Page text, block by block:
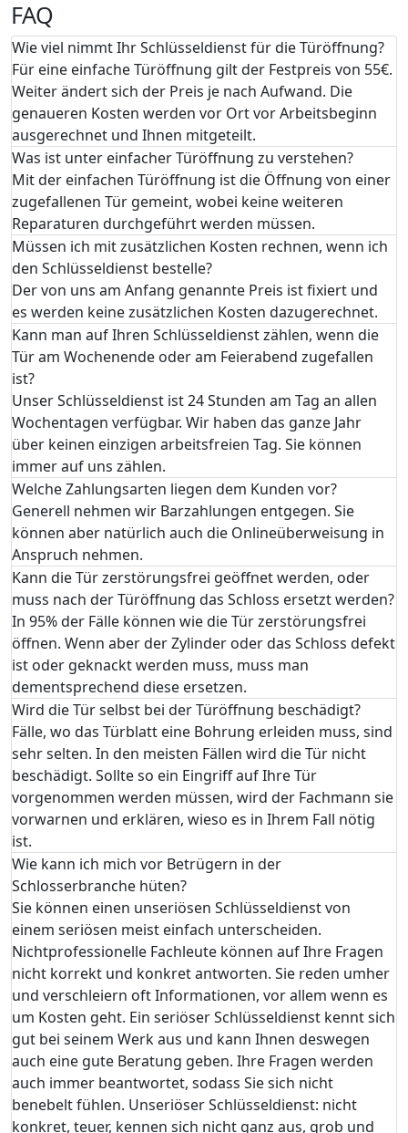
FAQ
Wie viel nimmt Ihr Schlüsseldienst für die Türöffnung?
Für eine einfache Türöffnung gilt der Festpreis von 55€.
Weiter ändert sich der Preis je nach Aufwand. Die
genaueren Kosten werden vor Ort vor Arbeitsbeginn
ausgerechnet und Ihnen mitgeteilt.
Was ist unter einfacher Türöffnung zu verstehen?
Mit der einfachen Türöffnung ist die Öffnung von einer
zugefallenen Tür gemeint, wobei keine weiteren
Reparaturen durchgeführt werden müssen.
Müssen ich mit zusätzlichen Kosten rechnen, wenn ich
den Schlüsseldienst bestelle?
Der von uns am Anfang genannte Preis ist fixiert und
es werden keine zusätzlichen Kosten dazugerechnet.
Kann man auf Ihren Schlüsseldienst zählen, wenn die
Tür am Wochenende oder am Feierabend zugefallen
ist?
Unser Schlüsseldienst ist 24 Stunden am Tag an allen
Wochentagen verfügbar. Wir haben das ganze Jahr
über keinen einzigen arbeitsfreien Tag. Sie können
immer auf uns zählen.
Welche Zahlungsarten liegen dem Kunden vor?
Generell nehmen wir Barzahlungen entgegen. Sie
können aber natürlich auch die Onlineüberweisung in
Anspruch nehmen.
Kann die Tür zerstörungsfrei geöffnet werden, oder
muss nach der Türöffnung das Schloss ersetzt werden?
In 95% der Fälle können wie die Tür zerstörungsfrei
öffnen. Wenn aber der Zylinder oder das Schloss defekt
ist oder geknackt werden muss, muss man
dementsprechend diese ersetzen.
Wird die Tür selbst bei der Türöffnung beschädigt?
Fälle, wo das Türblatt eine Bohrung erleiden muss, sind
sehr selten. In den meisten Fällen wird die Tür nicht
beschädigt. Sollte so ein Eingriff auf Ihre Tür
vorgenommen werden müssen, wird der Fachmann sie
vorwarnen und erklären, wieso es in Ihrem Fall nötig
ist.
Wie kann ich mich vor Betrügern in der
Schlosserbranche hüten?
Sie können einen unseriösen Schlüsseldienst von
einem seriösen meist einfach unterscheiden.
Nichtprofessionelle Fachleute können auf Ihre Fragen
nicht korrekt und konkret antworten. Sie reden umher
und verschleiern oft Informationen, vor allem wenn es
um Kosten geht. Ein seriöser Schlüsseldienst kennt sich
gut bei seinem Werk aus und kann Ihnen deswegen
auch eine gute Beratung geben. Ihre Fragen werden
auch immer beantwortet, sodass Sie sich nicht
benebelt fühlen. Unseriöser Schlüsseldienst: nicht
konkret, teuer, kennen sich nicht ganz aus, grob und